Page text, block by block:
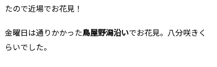
たので近場でお花見！
金曜日は通りかかった鳥屋野潟沿いでお花見。八分咲きく
らいでした。